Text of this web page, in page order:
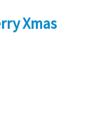
Xmas